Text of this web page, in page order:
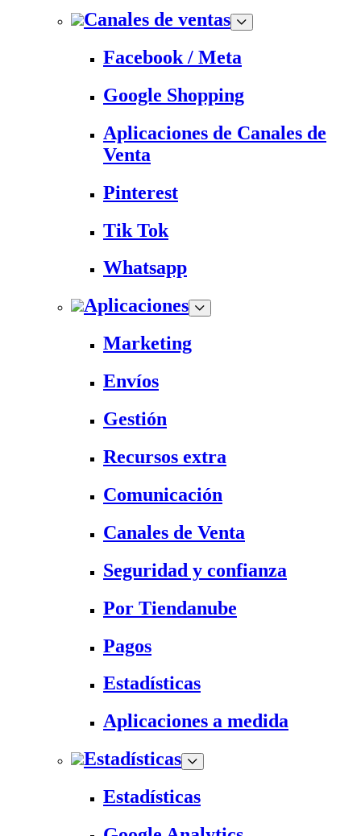
Canales de ventas
Facebook / Meta
Google Shopping
Aplicaciones de Canales de
Venta
Pinterest
Tik Tok
Whatsapp
Aplicaciones
Marketing
Envíos
Gestión
Recursos extra
Comunicación
Canales de Venta
Seguridad y confianza
Por Tiendanube
Pagos
Estadísticas
Aplicaciones a medida
Estadísticas
Estadísticas